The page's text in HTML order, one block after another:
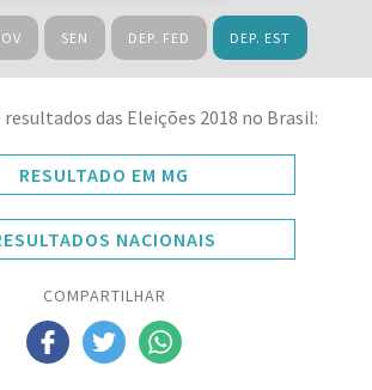
SEN DEP. FED DEP. EST
das Eleições 2018 no Brasil:
RESULTADO EM MG
NACIONAIS
COMPARTILHAR